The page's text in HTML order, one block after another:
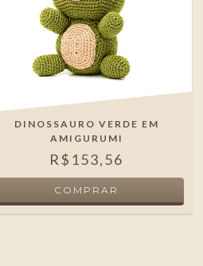
DINOSSAURO VERDE EM
AMIGURUMI
R$153,56